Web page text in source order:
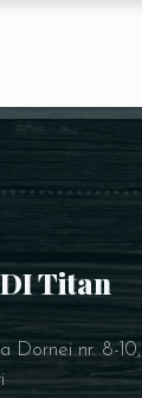
Titan
Dornei nr. 8-10,